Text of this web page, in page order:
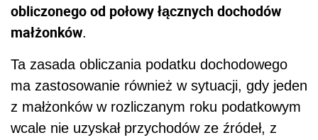
obliczonego od połowy łącznych dochodów
małżonków.
Ta zasada obliczania podatku dochodowego
ma zastosowanie również w sytuacji, gdy jeden
z małżonków w rozliczanym roku podatkowym
wcale nie uzyskał przychodów ze źródeł, z